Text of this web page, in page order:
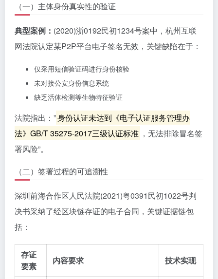
（一）主体身份真实性的验证
典型案例： (2020)浙0192民初1234号案中，杭州互联
网法院认定某P2P平台电子签名无效，关键缺陷在于：
仅采用短信验证码进行身份核验
未对接公安身份信息系统
缺乏活体检测等生物特征验证
法院指出：”身份认证未达到《电子认证服务管理办
法》GB/T 35275-2017三级认证标准 ，无法排除冒名签
署风险”。
（二）签署过程的可追溯性
深圳前海合作区人民法院(2021)粤0391民初1022号判
决书采纳了经区块链存证的电子合同，关键证据链包
括：
存证
要素
内容要求 技术实现